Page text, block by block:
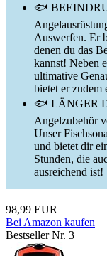
🐟
Auswerfen. Er
denen du das
kannst! Neben
ultimative
bietet er zudem
🐟 LÄNGER
Angelzubehör
Unser
und bietet dir
Stunden, die
ausreichend ist!
98,99 EUR
Bei Amazon kaufen
Bestseller Nr. 3